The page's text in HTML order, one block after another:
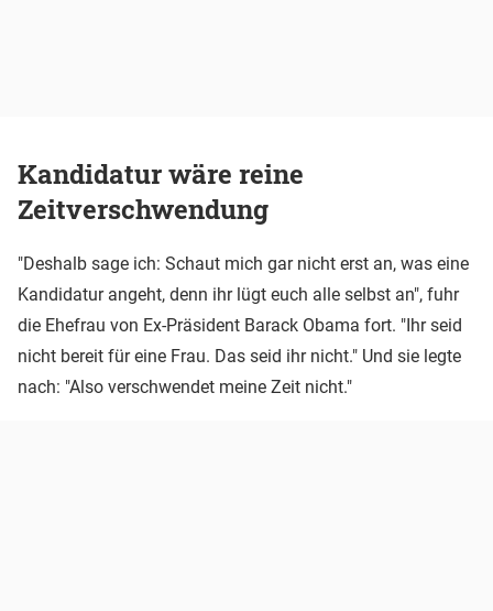
Kandidatur wäre reine
Zeitverschwendung
"Deshalb sage ich: Schaut mich gar nicht erst an, was eine
Kandidatur angeht, denn ihr lügt euch alle selbst an", fuhr
die Ehefrau von Ex-Präsident Barack Obama fort. "Ihr seid
nicht bereit für eine Frau. Das seid ihr nicht." Und sie legte
nach: "Also verschwendet meine Zeit nicht."